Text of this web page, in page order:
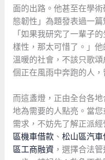
面的出路。他甚至在學
態韌性」為題發表過一
「如果我研究了一輩子
樣性，那太可惜了。」
溫暖的社會，不該只歌
個正在風雨中奔跑的人
而這盞燈，正由全台各
地為需要的人點亮。當
需求，不妨先了解正派經
區機車借款、 松山區汽車
區工商融資 ，選擇合法